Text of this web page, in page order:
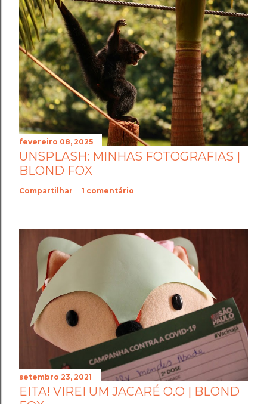
fevereiro 08, 2025
UNSPLASH: MINHAS FOTOGRAFIAS |
BLOND FOX
Compartilhar 1 comentário
setembro 23, 2021
EITA! VIREI UM JACARÉ O.O | BLOND